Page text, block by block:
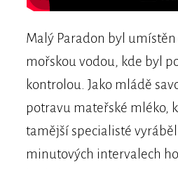
Malý Paradon byl
mořskou vodou, kde byl
kontrolou. Jako mládě
potravu mateřské mléko,
tamější specialisté
minutových intervalech